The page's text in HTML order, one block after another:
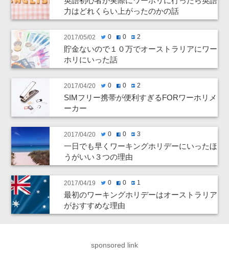
力はどれくらい上がったのかの話
2017/05/02 twitter0 facebook0 hatenabookmark2
貯金ないので１０万でオーストラリアにワー
ホリにいった話
2017/04/20 twitter0 facebook0 hatenabookmark2
SIMフリー携帯が便利すぎるFORワーホリメ
ーカー
2017/04/20 twitter0 facebook0 hatenabookmark3
一日でも早くワーキングホリデーにいったほ
うがいい３つの理由
2017/04/19 twitter0 facebook0 hatenabookmark 1
最初のワーキングホリデーはオーストラリア
がおすすめな理由
sponsored link